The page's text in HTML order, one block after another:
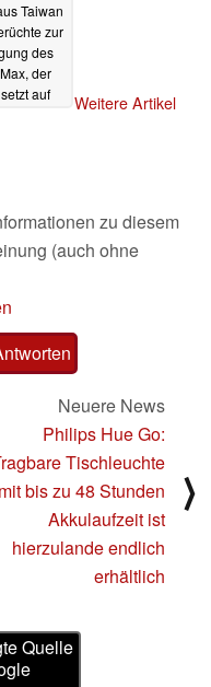
Taiwan
zur
des
der
auf
Weitere Artikel
zu diesem
(auch ohne
Neuere News
Philips Hue Go:
Tischleuchte
mit bis zu 48 Stunden
Akkulaufzeit ist
hierzulande endlich
erhältlich
⟩
Quelle